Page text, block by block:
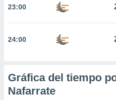
Puedes
abono
23:00
24:00
Gráfica del tiempo
Nafarrate